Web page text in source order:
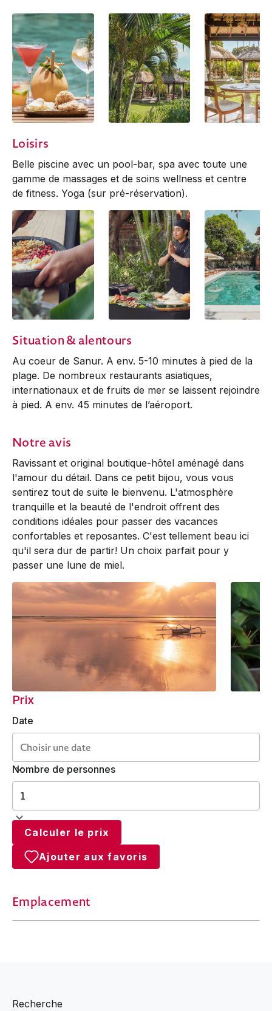
Loisirs
Belle piscine avec un pool-bar, spa avec toute une
gamme de massages et de soins wellness et ­centre
de fitness. Yoga (sur pré-réservation).
Situation & alentours
Au coeur de Sanur. A env. 5-10 minutes à pied de la
plage. De nombreux restaurants asiatiques,
internationaux et de fruits de mer se laissent rejoindre
à pied. A env. 45 minutes de l’aéroport.
Notre avis
Ravissant et original boutique-hôtel aménagé dans
l'amour du détail. Dans ce petit bijou, vous vous
sentirez tout de suite le bienvenu. L'atmosphère
tranquille et la beauté de l'endroit offrent des
conditions idéales pour passer des vacances
confortables et reposantes. C'est tellement beau ici
qu'il sera dur de partir! Un choix parfait pour y
passer une lune de miel.
Prix
Date
Nombre de personnes
Calculer le prix
Ajouter aux favoris
Emplacement
Recherche